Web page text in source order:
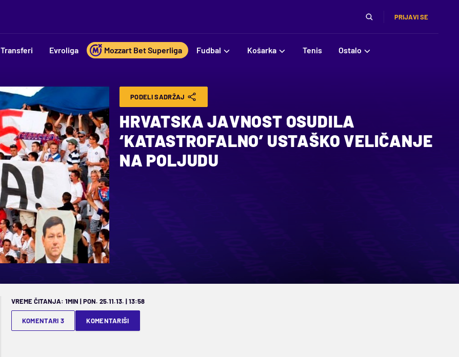
PRIJAVI SE
Transferi Evroliga Mozzart Bet Superliga Fudbal Košarka Tenis Ostalo
PODELI SADRŽAJ
HRVATSKA JAVNOST OSUDILA
‘KATASTROFALNO’ USTAŠKO VELIČANJE
NA POLJUDU
VREME ČITANJA: 1MIN | PON. 25.11.13. | 13:58
KOMENTARI 3 KOMENTARIŠI